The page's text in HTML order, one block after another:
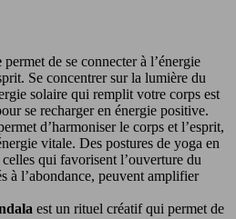
permet de se connecter à l’énergie
Se concentrer sur la lumière du
solaire qui remplit votre corps est
se recharger en énergie positive.
d’harmoniser le corps et l’esprit,
vitale. Des postures de yoga en
qui favorisent l’ouverture du
à l’abondance, peuvent amplifier
est un rituel créatif qui permet de